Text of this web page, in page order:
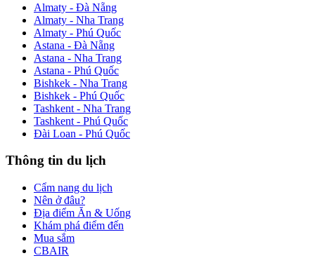
Almaty - Đà Nẵng
Almaty - Nha Trang
Almaty - Phú Quốc
Astana - Đà Nẵng
Astana - Nha Trang
Astana - Phú Quốc
Bishkek - Nha Trang
Bishkek - Phú Quốc
Tashkent - Nha Trang
Tashkent - Phú Quốc
Đài Loan - Phú Quốc
Thông tin du lịch
Cẩm nang du lịch
Nên ở đâu?
Địa điểm Ăn & Uống
Khám phá điểm đến
Mua sắm
CBAIR